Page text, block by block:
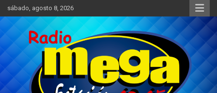
Saltar
al
contenido
sábado, agosto 8, 2026